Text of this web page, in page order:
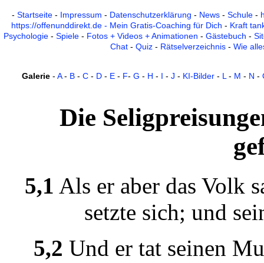
- Startseite- Impressum - Datenschutzerklärung - News- Schule-
https://offenunddirekt.de - Mein Gratis-Coaching für Dich - Kraft ta
Psychologie- Spiele- Fotos + Videos +Animationen - Gästebuch - Sit
Chat - Quiz - Rätselverzeichnis - Wie alle
Galerie - A- B - C - D - E - F- G - H - I - J - KI-Bilder - L - M - N -
Die Seligpreisunge
ge
5,1 Als er aber das Volk s
setzte sich; und sei
5,2 Und er tat seinen Mu